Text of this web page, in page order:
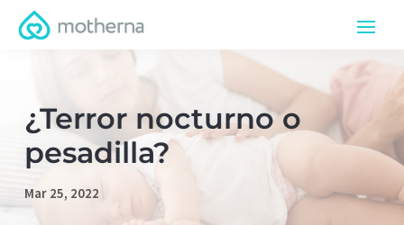
¿Terror nocturno o
pesadilla?
Mar 25, 2022